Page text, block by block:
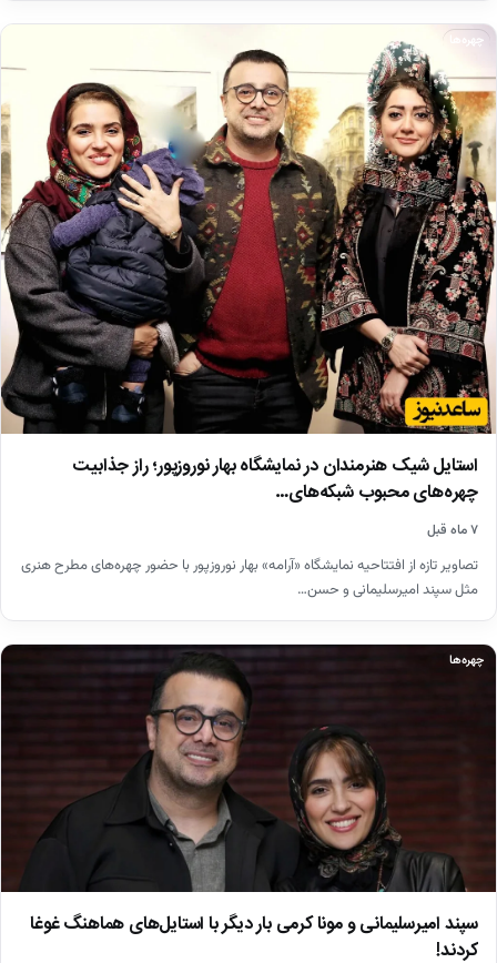
چهره‌ها
استایل‌ شیک هنرمندان در نمایشگاه بهار نوروزپور؛ راز جذابیت
چهره‌های محبوب شبکه‌های…
۷ ماه قبل
تصاویر تازه از افتتاحیه نمایشگاه «آرامه» بهار نوروزپور با حضور چهره‌های مطرح هنری
مثل سپند امیرسلیمانی و حسن…
چهره‌ها
سپند امیرسلیمانی و مونا کرمی بار دیگر با استایل‌های هماهنگ غوغا
کردند!